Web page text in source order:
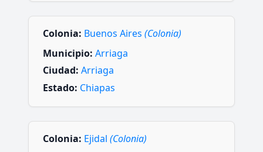
Colonia: Buenos Aires (Colonia)
Municipio: Arriaga
Ciudad: Arriaga
Estado: Chiapas
Colonia: Ejidal (Colonia)